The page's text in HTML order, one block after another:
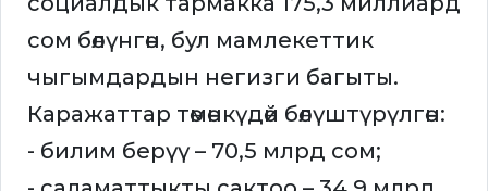
сом бөлүнгөн, бул мамлекеттик
чыгымдардын негизги багыты.
Каражаттар төмөнкүдөй бөлүштүрүлгөн:
- билим берүү – 70,5 млрд сом;